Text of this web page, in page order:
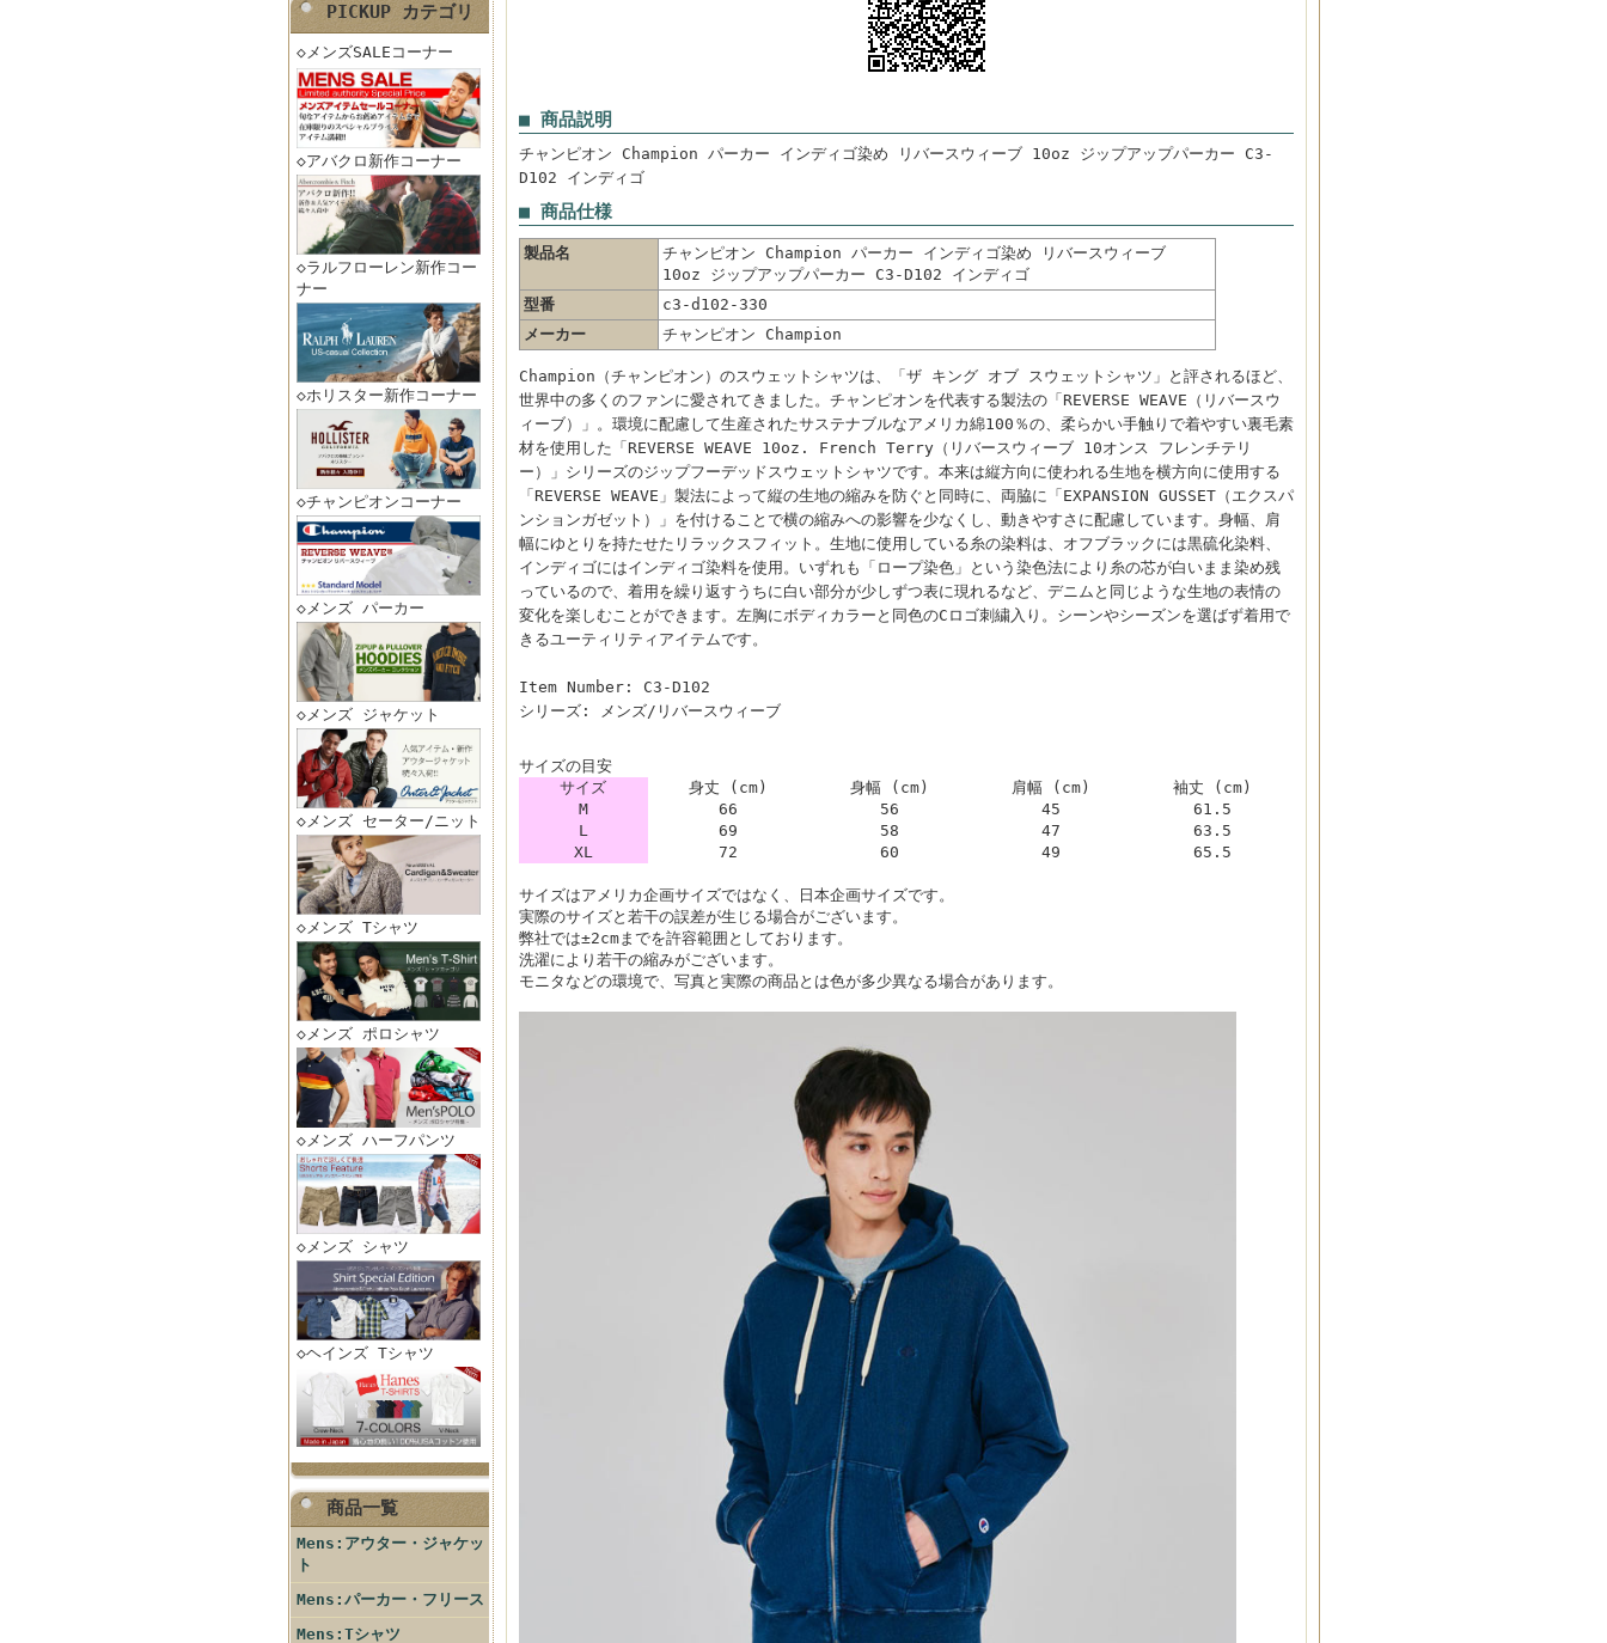
PICKUP カテゴリ
◇メンズSALEコーナー
◇アバクロ新作コーナー
◇ラルフローレン新作コー
ナー
◇ホリスター新作コーナー
◇チャンピオンコーナー
◇メンズ パーカー
◇メンズ ジャケット
◇メンズ セーター/ニット
◇メンズ Tシャツ
◇メンズ ポロシャツ
◇メンズ ハーフパンツ
◇メンズ シャツ
◇ヘインズ Tシャツ
商品一覧
Mens:アウター・ジャケッ
ト
Mens:パーカー・フリース
Mens:Tシャツ
■ 商品説明
チャンピオン Champion パーカー インディゴ染め リバースウィーブ 10oz ジップアップパーカー C3-
D102 インディゴ
■ 商品仕様
製品名
チャンピオン Champion パーカー インディゴ染め リバースウィーブ
10oz ジップアップパーカー C3-D102 インディゴ
型番
c3-d102-330
メーカー
チャンピオン Champion
Champion（チャンピオン）のスウェットシャツは、「ザ キング オブ スウェットシャツ」と評されるほど、
世界中の多くのファンに愛されてきました。チャンピオンを代表する製法の「REVERSE WEAVE（リバースウ
ィーブ）」。環境に配慮して生産されたサステナブルなアメリカ綿100％の、柔らかい手触りで着やすい裏毛素
材を使用した「REVERSE WEAVE 10oz. French Terry（リバースウィーブ 10オンス フレンチテリ
ー）」シリーズのジップフーデッドスウェットシャツです。本来は縦方向に使われる生地を横方向に使用する
「REVERSE WEAVE」製法によって縦の生地の縮みを防ぐと同時に、両脇に「EXPANSION GUSSET（エクスパ
ンションガゼット）」を付けることで横の縮みへの影響を少なくし、動きやすさに配慮しています。身幅、肩
幅にゆとりを持たせたリラックスフィット。生地に使用している糸の染料は、オフブラックには黒硫化染料、
インディゴにはインディゴ染料を使用。いずれも「ロープ染色」という染色法により糸の芯が白いまま染め残
っているので、着用を繰り返すうちに白い部分が少しずつ表に現れるなど、デニムと同じような生地の表情の
変化を楽しむことができます。左胸にボディカラーと同色のCロゴ刺繍入り。シーンやシーズンを選ばず着用で
きるユーティリティアイテムです。
Item Number: C3-D102
シリーズ: メンズ/リバースウィーブ
サイズの目安
サイズ
身丈 (cm) 身幅 (cm) 肩幅 (cm)
袖丈 (cm)
M
66 56 45
61.5
L
69 58 47
63.5
XL
72 60 49 65.5
サイズはアメリカ企画サイズではなく、日本企画サイズです。
実際のサイズと若干の誤差が生じる場合がございます。
弊社では±2cmまでを許容範囲としております。
洗濯により若干の縮みがございます。
モニタなどの環境で、写真と実際の商品とは色が多少異なる場合があります。